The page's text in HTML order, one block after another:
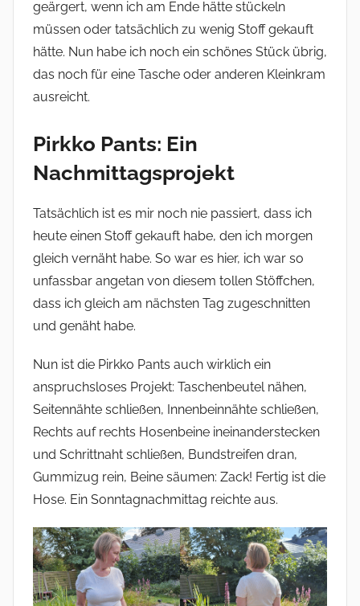
geärgert, wenn ich am Ende hätte stückeln
müssen oder tatsächlich zu wenig Stoff gekauft
hätte. Nun habe ich noch ein schönes Stück übrig,
das noch für eine Tasche oder anderen Kleinkram
ausreicht.
Pirkko Pants: Ein
Nachmittagsprojekt
Tatsächlich ist es mir noch nie passiert, dass ich
heute einen Stoff gekauft habe, den ich morgen
gleich vernäht habe. So war es hier, ich war so
unfassbar angetan von diesem tollen Stöffchen,
dass ich gleich am nächsten Tag zugeschnitten
und genäht habe.
Nun ist die Pirkko Pants auch wirklich ein
anspruchsloses Projekt: Taschenbeutel nähen,
Seitennähte schließen, Innenbeinnähte schließen,
Rechts auf rechts Hosenbeine ineinanderstecken
und Schrittnaht schließen, Bundstreifen dran,
Gummizug rein, Beine säumen: Zack! Fertig ist die
Hose. Ein Sonntagnachmittag reichte aus.